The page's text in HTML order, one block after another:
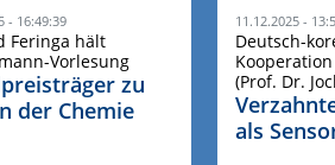
- 16:49:39
Feringa hält
Vorlesung
zu
der Chemie
11.12.2025 -
Deutsch-
(Prof. Dr.
als